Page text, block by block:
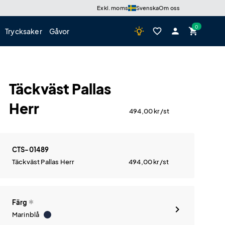
Exkl. moms SvenskaOm oss
Trycksaker Gåvor wb_incandescent favorite_border person shopping_cart
Täckväst Pallas
Herr
494,00kr/st
CTS-01489
Täckväst Pallas Herr
494,00kr/st
Färg
Marinblå